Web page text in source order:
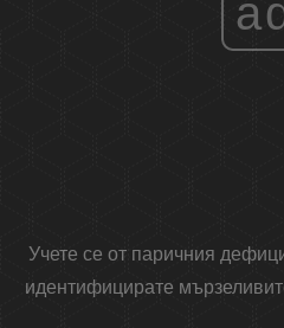
Учете се от паричния
идентифицирате